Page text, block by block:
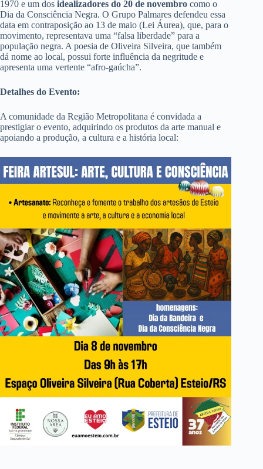
1970 e um dos idealizadores do 20 de novembro como o
Dia da Consciência Negra. O Grupo Palmares defendeu essa
data em contraposição ao 13 de maio (Lei Áurea), que, para o
movimento, representava uma “falsa liberdade” para a
população negra. A poesia de Oliveira Silveira, que também
dá nome ao local, possui forte influência da negritude e
apresenta uma vertente “afro-gaúcha”.
Detalhes do Evento:
A comunidade da Região Metropolitana é convidada a
prestigiar o evento, adquirindo os produtos da arte manual e
apoiando a produção, a cultura e a história local: